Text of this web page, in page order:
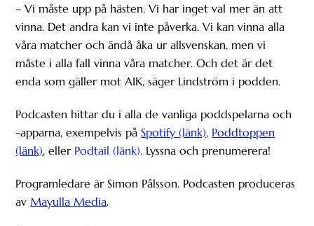
– Vi måste upp på hästen. Vi har inget val mer än att
vinna. Det andra kan vi inte påverka. Vi kan vinna alla
våra matcher och ändå åka ur allsvenskan, men vi
måste i alla fall vinna våra matcher. Och det är det
enda som gäller mot AIK, säger Lindström i podden.
Podcasten hittar du i alla de vanliga poddspelarna och
-apparna, exempelvis påSpotify (länk), Poddtoppen
(länk), eller Podtail (länk). Lyssna och prenumerera!
Programledare är Simon Pålsson. Podcasten produceras
avMayulla Media.